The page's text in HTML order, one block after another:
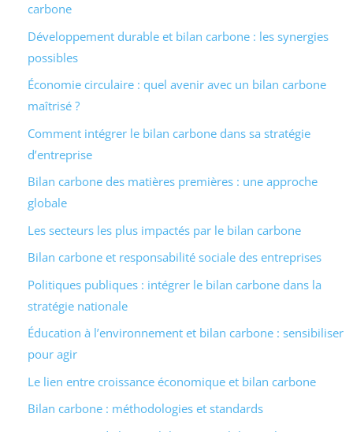
carbone
Développement durable et bilan carbone : les synergies
possibles
Économie circulaire : quel avenir avec un bilan carbone
maîtrisé ?
Comment intégrer le bilan carbone dans sa stratégie
d’entreprise
Bilan carbone des matières premières : une approche
globale
Les secteurs les plus impactés par le bilan carbone
Bilan carbone et responsabilité sociale des entreprises
Politiques publiques : intégrer le bilan carbone dans la
stratégie nationale
Éducation à l’environnement et bilan carbone : sensibiliser
pour agir
Le lien entre croissance économique et bilan carbone
Bilan carbone : méthodologies et standards